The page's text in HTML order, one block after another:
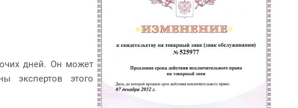
дней. Он может
экспертов этого